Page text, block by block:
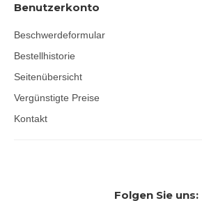
Benutzerkonto
Beschwerdeformular
Bestellhistorie
Seitenübersicht
Vergünstigte Preise
Kontakt
Folgen Sie uns: